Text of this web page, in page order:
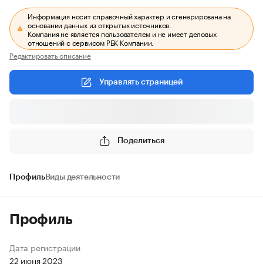
Информация носит справочный характер и сгенерирована на
основании данных из открытых источников.
Компания не является пользователем и не имеет деловых
отношений с сервисом РБК Компании.
Редактировать описание
Управлять страницей
Поделиться
ПрофильВиды деятельности
Профиль
Дата регистрации
22 июня 2023